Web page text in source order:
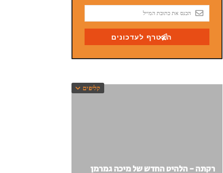
קליפים
רקתה - הלהיט החדש של מיכה גמרמן